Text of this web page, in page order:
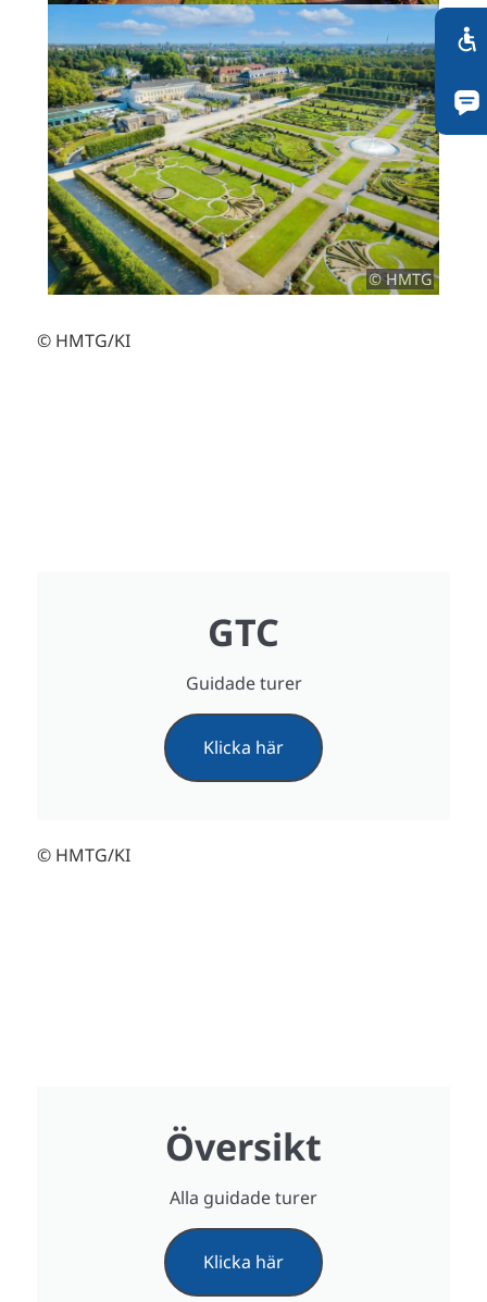
© HMTG
© HMTG/KI
GTC
Guidade turer
Klicka här
© HMTG/KI
Översikt
Alla guidade turer
Klicka här